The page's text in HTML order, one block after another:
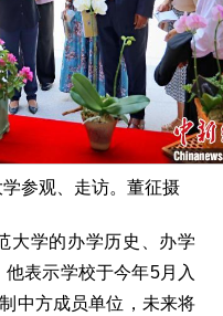
参观、走访。董征摄
学的办学历史、办学
表示学校于今年5月入
中方成员单位，未来将